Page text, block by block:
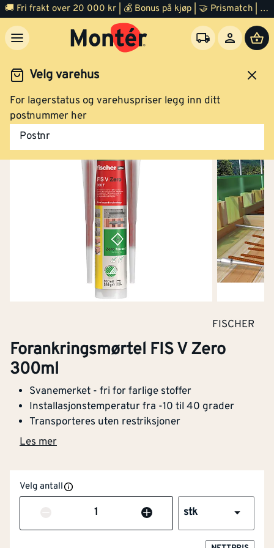
🚚 Fri frakt over 20 000 kr | 💰 Bonus på kjøp | 🤝 Prismatch | ⭐ 100% fornøyd garanti | 🏪 140 byggevarehus
Velg varehus
For lagerstatus og varehuspriser legg inn ditt
postnummer her
Postnr
Festemidler Plugger og slaganker
FISCHER
Forankringsmørtel FIS V Zero
300ml
Svanemerket - fri for farlige stoffer
Installasjonstemperatur fra -10 til 40 grader
Transporteres uten restriksjoner
Les mer
Velg antall
Antall stk